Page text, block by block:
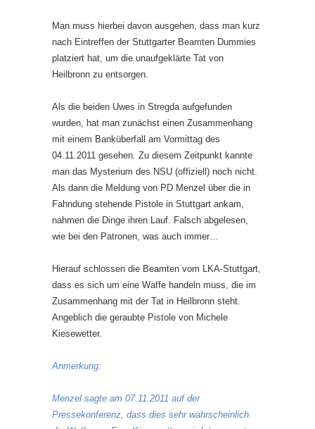
Man muss hierbei davon ausgehen, dass man kurz
nach Eintreffen der Stuttgarter Beamten Dummies
platziert hat, um die unaufgeklärte Tat von
Heilbronn zu entsorgen.
Als die beiden Uwes in Stregda aufgefunden
wurden, hat man zunächst einen Zusammenhang
mit einem Banküberfall am Vormittag des
04.11.2011 gesehen. Zu diesem Zeitpunkt kannte
man das Mysterium des NSU (offiziell) noch nicht.
Als dann die Meldung von PD Menzel über die in
Fahndung stehende Pistole in Stuttgart ankam,
nahmen die Dinge ihren Lauf. Falsch abgelesen,
wie bei den Patronen, was auch immer…
Hierauf schlossen die Beamten vom LKA-Stuttgart,
dass es sich um eine Waffe handeln muss, die im
Zusammenhang mit der Tat in Heilbronn steht.
Angeblich die geraubte Pistole von Michele
Kiesewetter.
Anmerkung:
Menzel sagte am 07.11.2011 auf der
Pressekonferenz, dass dies sehr wahrscheinlich